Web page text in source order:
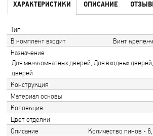
ХАРАКТЕРИСТИКИ ОПИСАНИЕ
Тип
В комплект входит
Винт
Назначение
Для межкомнатных дверей, Для входных
дверей
Конструкция
Материал основы
Коллекция
Цвет отделки
Описание
Количество пинов -